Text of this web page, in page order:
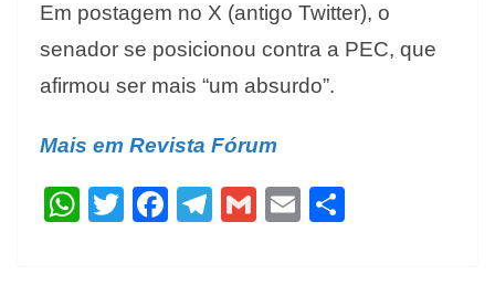
Em postagem no X (antigo Twitter), o
senador se posicionou contra a PEC, que
afirmou ser mais “um absurdo”.
Mais em Revista Fórum
W T F T G E